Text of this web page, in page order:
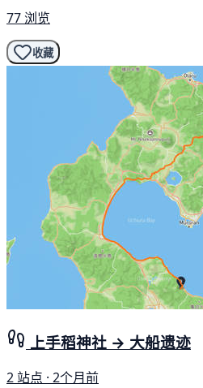
77 浏览
收藏
上手稻神社 → 大船遗迹
2 站点 · 2个月前